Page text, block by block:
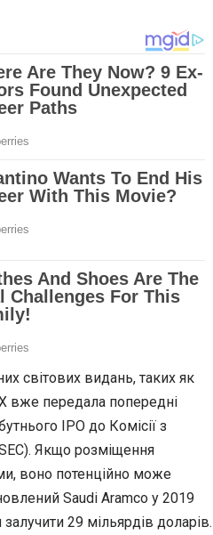
світових видань, таких як
вже передала попередні
IPO до Комісії з
Якщо розміщення
воно потенційно може
Saudi Aramco у 2019
29 мільярдів доларів.